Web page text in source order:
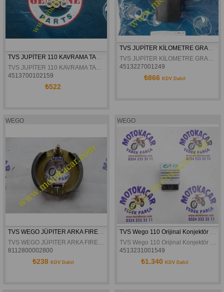
TVS JUPİTER 110 KAVRAMA TAHRİK ORJİNAL
TVS JUPİTER 110 KAVRAMA TAHRİK ORJİNAL
4513700102159
₺522
TVS JUPİTER KİLOMETRE GRANAJI ORJİNAL
TVS JUPİTER KİLOMETRE GRANAJI ORJİNAL
4513227001249
₺866 KDV Dahil
WEGO
TVS WEGO JÜPITER ARKA FIREN BALATASI
TVS WEGO JÜPITER ARKA FIREN BALATASI
8112800002800
₺238 KDV Dahil
WEGO
TVS Wego 110 Orijinal Konjektör (Şarj Regülatörü)
TVS Wego 110 Orijinal Konjektör (Şarj Regülatörü)
4513231001549
₺1.340 KDV Dahil